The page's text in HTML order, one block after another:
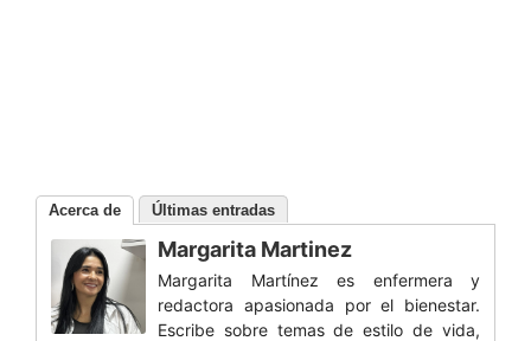
Acerca de Últimas entradas
Margarita Martinez
Margarita Martínez es enfermera y
redactora apasionada por el bienestar.
Escribe sobre temas de estilo de vida,